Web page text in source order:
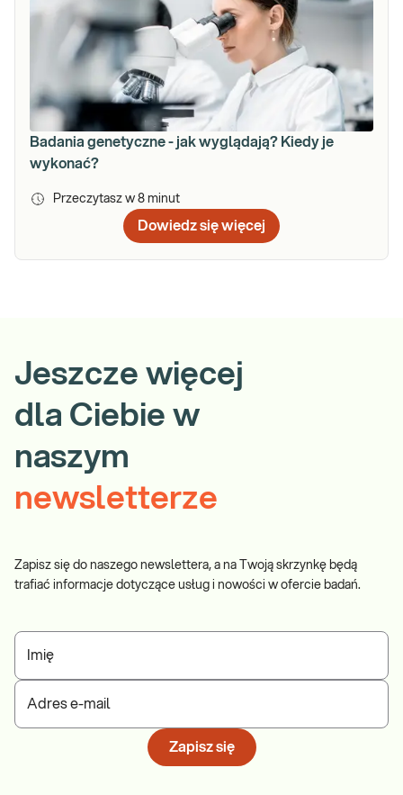
Badania genetyczne - jak wyglądają? Kiedy je
wykonać?
Przeczytasz w 8 minut
Dowiedz się więcej
Jeszcze więcej
dla Ciebie w
naszym
newsletterze
Zapisz się do naszego newslettera, a na Twoją skrzynkę będą
trafiać informacje dotyczące usług i nowości w ofercie badań.
Imię
Adres e-mail
Zapisz się